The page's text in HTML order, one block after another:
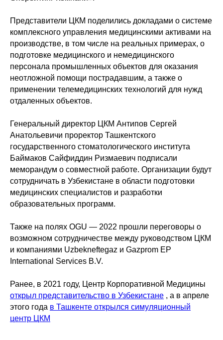
Представители ЦКМ поделились докладами о системе
комплексного управления медицинскими активами на
производстве, в том числе на реальных примерах, о
подготовке медицинского и немедицинского
персонала промышленных объектов для оказания
неотложной помощи пострадавшим, а также о
применении телемедицинских технологий для нужд
отдаленных объектов.
Генеральный директор ЦКМ Антипов Сергей
Анатольевичи проректор Ташкентского
государственного стоматологического института
Баймаков Сайфиддин Ризмаевич подписали
меморандум о совместной работе. Организации будут
сотрудничать в Узбекистане в области подготовки
медицинских специалистов и разработки
образовательных программ.
Также на полях OGU — 2022 прошли переговоры о
возможном сотрудничестве между руководством ЦКМ
и компаниями Uzbekneftegaz и Gazprom EP
International Services B.V.
Ранее, в 2021 году, Центр Корпоративной Медицины
открыл представительство в Узбекистане , а в апреле
этого года в Ташкенте открылся симуляционный
центр ЦКМ